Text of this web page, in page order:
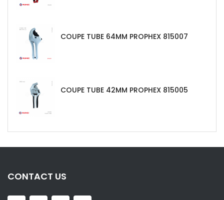
COUPE TUBE 64MM PROPHEX 815007
COUPE TUBE 42MM PROPHEX 815005
CONTACT US